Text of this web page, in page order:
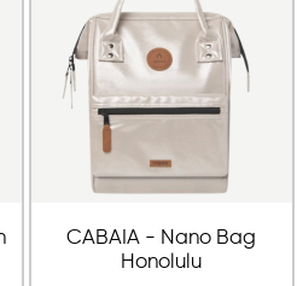
CABAIA - Nano Bag
Honolulu